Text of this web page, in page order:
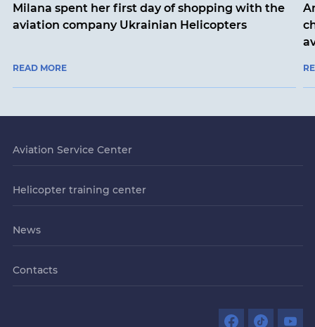
Milana spent her first day of shopping with the
aviation company Ukrainian Helicopters
READ MORE
Aviation Service Center
Helicopter training center
News
Contacts